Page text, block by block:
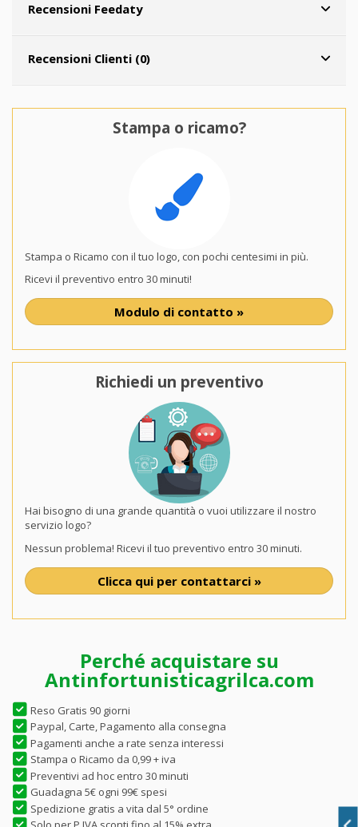
Recensioni Feedaty
Recensioni Clienti (0)
Stampa o ricamo?
Stampa o Ricamo con il tuo logo, con pochi centesimi in più.
Ricevi il preventivo entro 30 minuti!
Modulo di contatto »
Richiedi un preventivo
Hai bisogno di una grande quantità o vuoi utilizzare il nostro
servizio logo?
Nessun problema! Ricevi il tuo preventivo entro 30 minuti.
Clicca qui per contattarci »
Perché acquistare su
Antinfortunisticagrilca.com
Reso Gratis 90 giorni
Paypal, Carte, Pagamento alla consegna
Pagamenti anche a rate senza interessi
Stampa o Ricamo da 0,99 + iva
Preventivi ad hoc entro 30 minuti
Guadagna 5€ ogni 99€ spesi
Spedizione gratis a vita dal 5° ordine